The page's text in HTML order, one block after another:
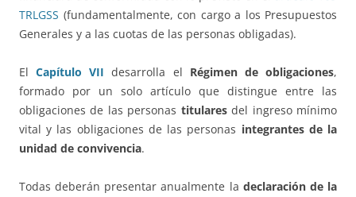
TRLGSS (fundamentalmente, con cargo a los Presupuestos
Generales y a las cuotas de las personas obligadas).
ElCapítulo VII desarrolla el Régimen de obligaciones,
formado por un solo artículo que distingue entre las
obligaciones de las personas titularesdel ingreso mínimo
vital y las obligaciones de las personas integrantes de la
unidad de convivencia.
Todas deberán presentar anualmente la declaración de la